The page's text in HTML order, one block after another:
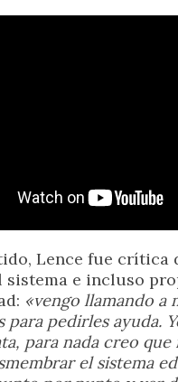
Lence fue crítica
sistema e incluso
«vengo llamando a
para pedirles ayuda.
para nada creo que
el sistema